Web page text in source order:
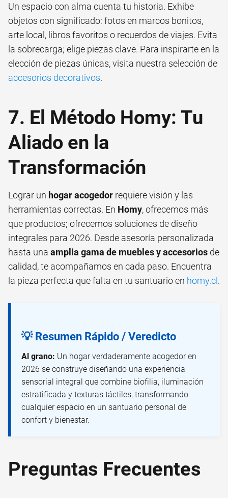
Un espacio con alma cuenta tu historia. Exhibe
objetos con significado: fotos en marcos bonitos,
arte local, libros favoritos o recuerdos de viajes. Evita
la sobrecarga; elige piezas clave. Para inspirarte en la
elección de piezas únicas, visita nuestra selección de
accesorios decorativos.
7. El Método Homy: Tu
Aliado en la
Transformación
Lograr un hogar acogedor requiere visión y las
herramientas correctas. En Homy, ofrecemos más
que productos; ofrecemos soluciones de diseño
integrales para 2026. Desde asesoría personalizada
hasta una amplia gama de muebles y accesorios de
calidad, te acompañamos en cada paso. Encuentra
la pieza perfecta que falta en tu santuario en homy.cl.
💡 Resumen Rápido / Veredicto
Al grano: Un hogar verdaderamente acogedor en
2026 se construye diseñando una experiencia
sensorial integral que combine biofilia, iluminación
estratificada y texturas táctiles, transformando
cualquier espacio en un santuario personal de
confort y bienestar.
Preguntas Frecuentes